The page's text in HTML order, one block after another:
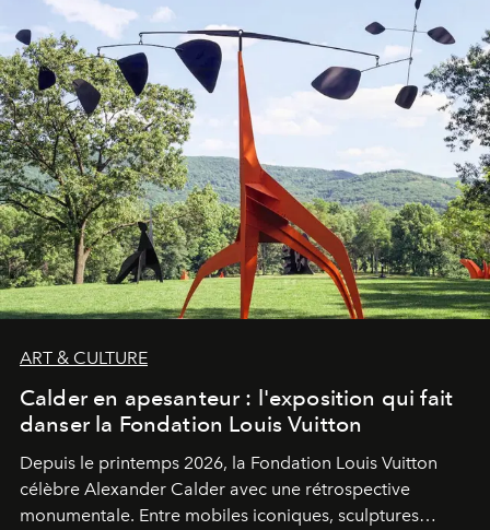
ART & CULTURE
Calder en apesanteur : l'exposition qui fait
danser la Fondation Louis Vuitton
Depuis le printemps 2026, la Fondation Louis Vuitton
célèbre Alexander Calder avec une rétrospective
monumentale. Entre mobiles iconiques, sculptures